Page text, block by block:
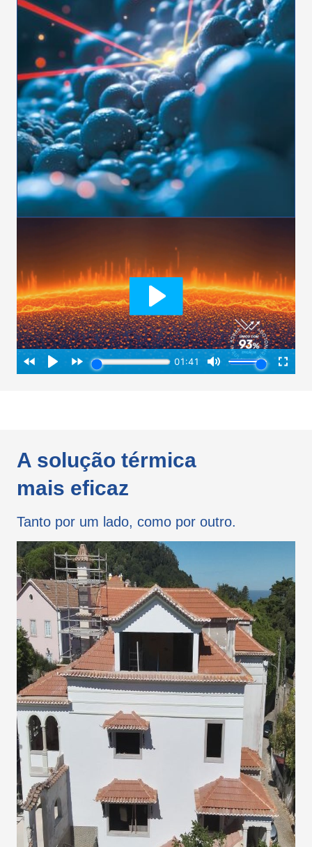
A solução térmica
mais eficaz
Tanto por um lado, como por outro.